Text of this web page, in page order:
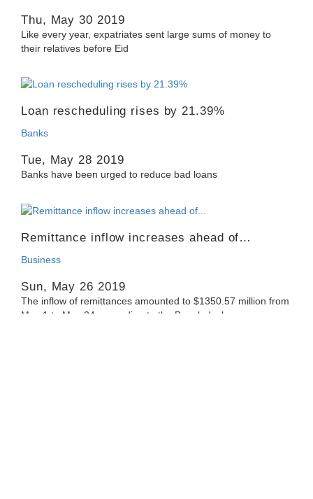
Thu, May 30 2019
Like every year, expatriates sent large sums of money to
their relatives before Eid
Loan rescheduling rises by 21.39%
Banks
Tue, May 28 2019
Banks have been urged to reduce bad loans
Remittance inflow increases ahead of…
Business
Sun, May 26 2019
The inflow of remittances amounted to $1350.57 million from
May 1 to May 24, according to the Bangladesh…